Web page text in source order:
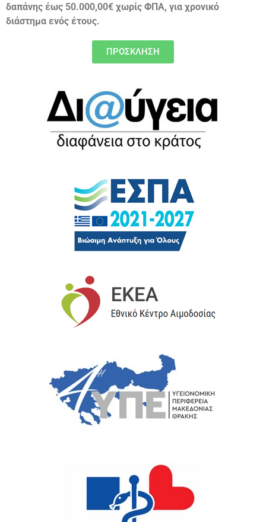
δαπάνης έως 50.000,00€ χωρίς ΦΠΑ, για χρονικό
διάστημα ενός έτους.
ΠΡΟΣΚΛΗΣΗ